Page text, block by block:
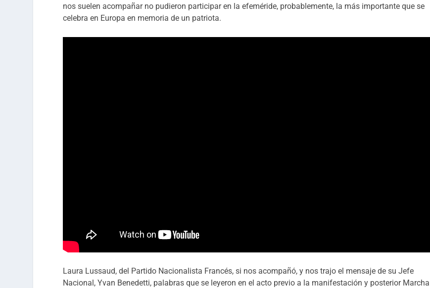
nos suelen acompañar no pudieron participar en la efeméride, probablemente, la más importante que se
celebra en Europa en memoria de un patriota.
Laura Lussaud, del Partido Nacionalista Francés, si nos acompañó, y nos trajo el mensaje de su Jefe
Nacional, Yvan Benedetti, palabras que se leyeron en el acto previo a la manifestación y posterior